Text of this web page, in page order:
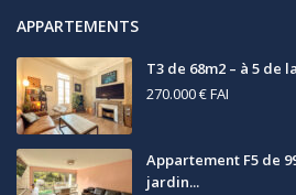
APPARTEMENTS
T3 de 68m2 – à 5 de
270.000 €FAI
Appartement F5 de
jardin...